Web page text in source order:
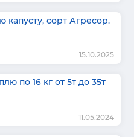
капусту, сорт Агресор.
15.10.2025
по 16 кг от 5т до 35т
11.05.2024